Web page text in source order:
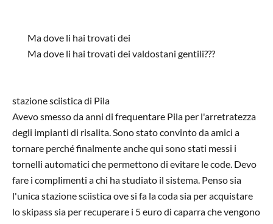
Ma dove li hai trovati dei
Ma dove li hai trovati dei valdostani gentili???
stazione sciistica di Pila
Avevo smesso da anni di frequentare Pila per l'arretratezza
degli impianti di risalita. Sono stato convinto da amici a
tornare perché finalmente anche qui sono stati messi i
tornelli automatici che permettono di evitare le code. Devo
fare i complimenti a chi ha studiato il sistema. Penso sia
l'unica stazione sciistica ove si fa la coda sia per acquistare
lo skipass sia per recuperare i 5 euro di caparra che vengono